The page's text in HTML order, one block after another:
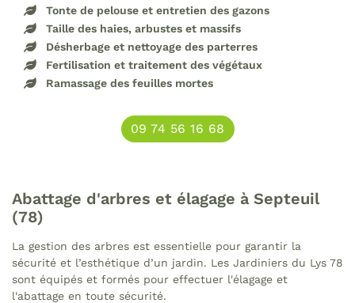
Tonte de pelouse et entretien des gazons
Taille des haies, arbustes et massifs
Désherbage et nettoyage des parterres
Fertilisation et traitement des végétaux
Ramassage des feuilles mortes
09 74 56 16 68
Abattage d'arbres et élagage à Septeuil
(78)
La gestion des arbres est essentielle pour garantir la
sécurité et l’esthétique d’un jardin. Les Jardiniers du Lys 78
sont équipés et formés pour effectuer l'élagage et
l'abattage en toute sécurité.